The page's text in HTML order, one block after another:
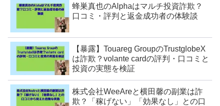
蜂巣真也のAlphaはマルチ投資詐欺？
口コミ・評判と返金成功者の体験談
【暴露】Touareg GroupのTrustglobeX
は詐欺？volante cardの評判・口コミと
投資の実態を検証
株式会社WeeAreと横田馨の副業は詐
欺？「稼げない」「効果なし」との口